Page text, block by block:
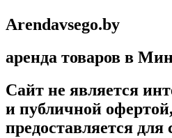
Arendavsego.by
аренда товаров в
Сайт не является
и публичной
предоставляется для